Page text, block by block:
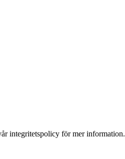
integritetspolicy för mer information.